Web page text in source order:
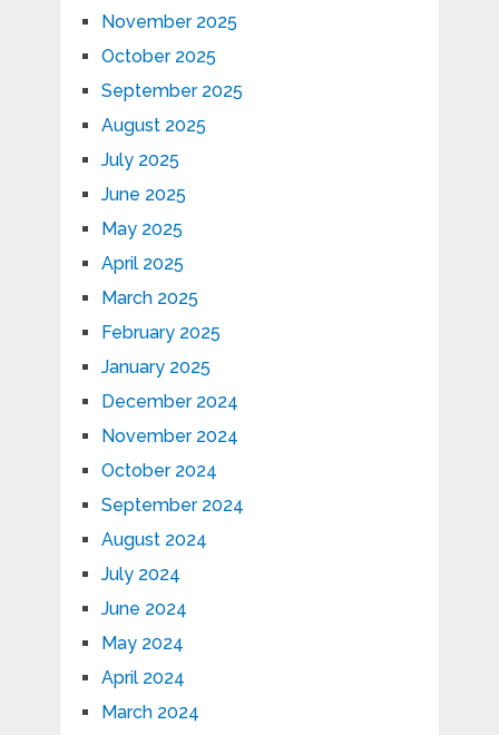
November 2025
October 2025
September 2025
August 2025
July 2025
June 2025
May 2025
April 2025
March 2025
February 2025
January 2025
December 2024
November 2024
October 2024
September 2024
August 2024
July 2024
June 2024
May 2024
April 2024
March 2024